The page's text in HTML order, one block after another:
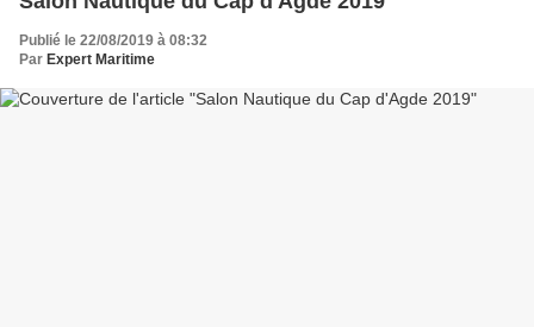
Publié le 22/08/2019 à 08:32
Par Expert Maritime